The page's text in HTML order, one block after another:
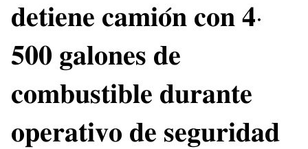
𝐝𝐞𝐭𝐢𝐞𝐧𝐞 𝐜𝐚𝐦𝐢𝐨́𝐧 𝐜𝐨𝐧 𝟒‧
𝟓𝟎𝟎 𝐠𝐚𝐥𝐨𝐧𝐞𝐬 𝐝𝐞
𝐜𝐨𝐦𝐛𝐮𝐬𝐭𝐢𝐛𝐥𝐞 𝐝𝐮𝐫𝐚𝐧𝐭𝐞
𝐨𝐩𝐞𝐫𝐚𝐭𝐢𝐯𝐨 𝐝𝐞 𝐬𝐞𝐠𝐮𝐫𝐢𝐝𝐚𝐝